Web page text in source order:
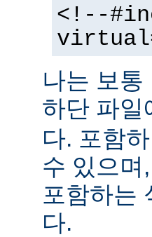
<!--
나는 보
하단 파일
다. 포함
수 있으며
포함하는
다.